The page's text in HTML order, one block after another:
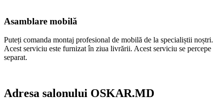
Asamblare mobilă
Puteți comanda montaj profesional de mobilă de la specialiștii noștri.
Acest serviciu este furnizat în ziua livrării. Acest serviciu se percepe
separat.
Adresa salonului OSKAR.MD